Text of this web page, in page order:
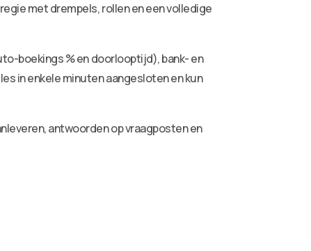
met drempels, rollen en een volledige
boekings % en doorlooptijd), bank- en
in enkele minuten aangesloten en kun
antwoorden op vraagposten en